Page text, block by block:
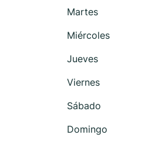
Martes
Miércoles
Jueves
Viernes
Sábado
Domingo